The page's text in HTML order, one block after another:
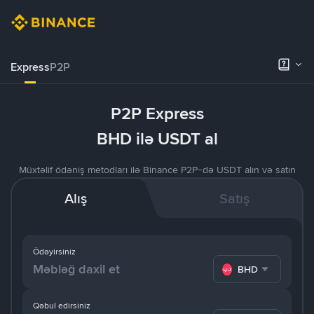
ExpressP2P
P2P Express
BHD ilə USDT al
Müxtəlif ödəniş metodları ilə Binance P2P-də USDT alın və satın
Alış Satış
Ödəyirsiniz
BHD
Qəbul edirsiniz